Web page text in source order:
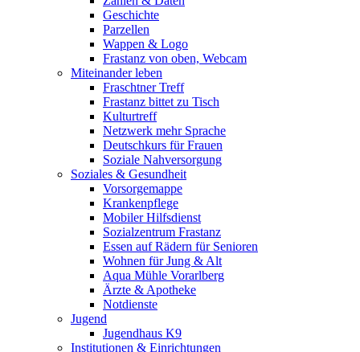
Geschichte
Parzellen
Wappen & Logo
Frastanz von oben, Webcam
Miteinander leben
Fraschtner Treff
Frastanz bittet zu Tisch
Kulturtreff
Netzwerk mehr Sprache
Deutschkurs für Frauen
Soziale Nahversorgung
Soziales & Gesundheit
Vorsorgemappe
Krankenpflege
Mobiler Hilfsdienst
Sozialzentrum Frastanz
Essen auf Rädern für Senioren
Wohnen für Jung & Alt
Aqua Mühle Vorarlberg
Ärzte & Apotheke
Notdienste
Jugend
Jugendhaus K9
Institutionen & Einrichtungen